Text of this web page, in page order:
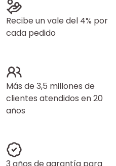
Recibe un vale del 4% por
cada pedido
Más de 3,5 millones de
clientes atendidos en 20
años